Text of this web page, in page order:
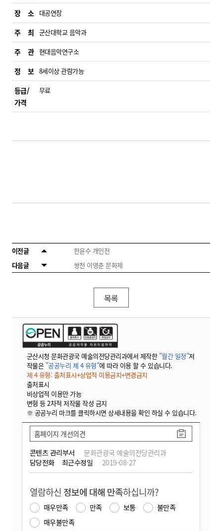
장 소 대공연장
주 최 군산대학교 음악과
주 관 현대음악연구소
정 보 8세이상 관람가능
등급/
가격
무료
이전글
한윤수 개인전
다음글
쌍천 이영춘 문화제
목록
군산시청 문화관광국 예술의전당관리과에서 제작한 "월간 일정"저
작물은 "공공누리 제 4 유형"에 따라 이용 할 수 있습니다.
제 4 유형: 출처표시+상업적 이용금지+변경금지
출처표시
비상업적 이용만 가능
변형 등 2차적 저작물 작성 금지
※ 공공누리 마크를 클릭하시면 상세내용을 확인 하실 수 있습니다.
콘텐츠 관리부서
문화관광국 예술의전당관리과
담당전화
최근수정일 2019-08-27
홈페이지 개선의견
열람하신 정보에 대해 만족하십니까?
매우만족 만족 보통
불만족
매우불만족